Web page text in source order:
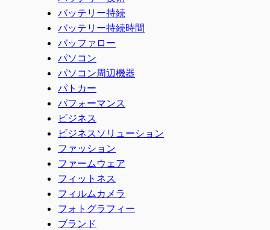
バッテリー持続
バッテリー持続時間
バッファロー
パソコン
パソコン周辺機器
パトカー
パフォーマンス
ビジネス
ビジネスソリューション
ファッション
ファームウェア
フィットネス
フィルムカメラ
フォトグラフィー
ブランド